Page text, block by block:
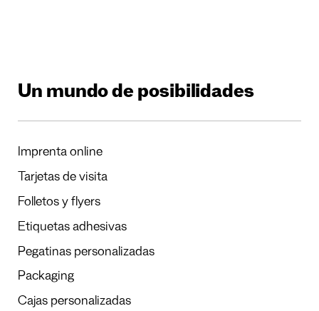
Un mundo de posibilidades
Imprenta online
Tarjetas de visita
Folletos y flyers
Etiquetas adhesivas
Pegatinas personalizadas
Packaging
Cajas personalizadas